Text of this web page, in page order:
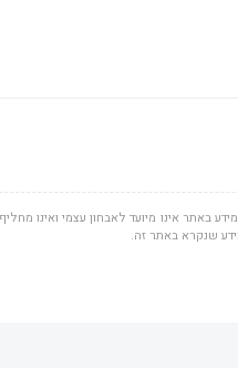
באתר אינו מיועד לאבחון עצמי ואינו
שנקרא באתר זה.